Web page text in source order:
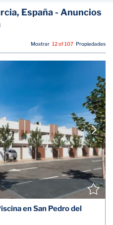
España - Anuncios
Mostrar 12 of 107 Propiedades
en San Pedro del